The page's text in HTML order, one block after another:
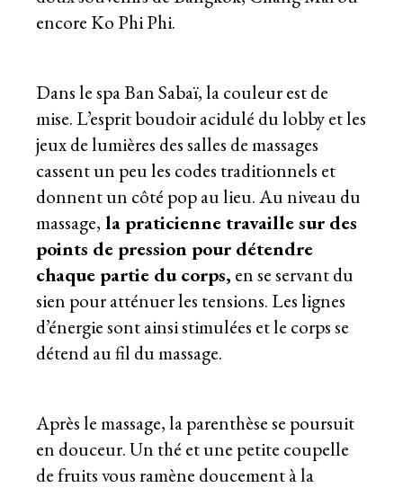
encore Ko Phi Phi.
Dans le spa Ban Sabaï, la couleur est de
mise. L’esprit boudoir acidulé du lobby et les
jeux de lumières des salles de massages
cassent un peu les codes traditionnels et
donnent un côté pop au lieu. Au niveau du
massage, la praticienne travaille sur des
points de pression pour détendre
chaque partie du corps, en se servant du
sien pour atténuer les tensions. Les lignes
d’énergie sont ainsi stimulées et le corps se
détend au fil du massage.
Après le massage, la parenthèse se poursuit
en douceur. Un thé et une petite coupelle
de fruits vous ramène doucement à la